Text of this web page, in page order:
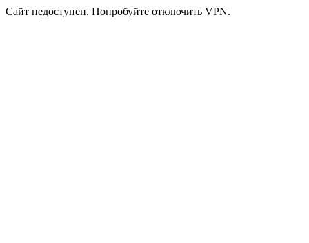
Сайт недоступен. Попробуйте отключить VPN.